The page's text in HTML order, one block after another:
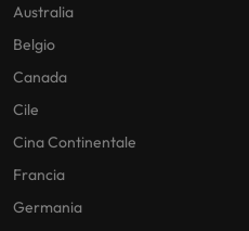
Australia
Belgio
Canada
Cile
Cina Continentale
Francia
Germania